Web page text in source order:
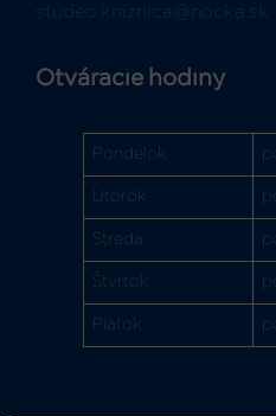
studeo.kniznica@nocka.sk
Otváracie hodiny
Pondelok
Utorok
Streda
Štvrtok
Piatok